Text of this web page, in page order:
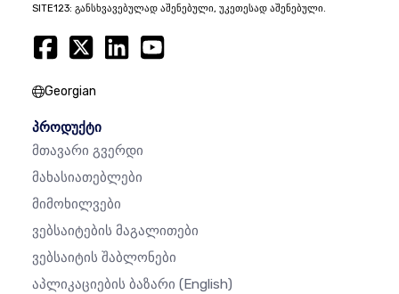
SITE123: განსხვავებულად აშენებული, უკეთესად აშენებული.
Georgian
პროდუქტი
Მთავარი Გვერდი
Მახასიათებლები
Მიმოხილვები
Ვებსაიტების Მაგალითები
Ვებსაიტის Შაბლონები
Აპლიკაციების Ბაზარი (English)